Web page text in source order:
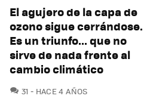
El agujero de la capa de
ozono sigue cerrándose.
Es un triunfo... que no
sirve de nada frente al
cambio climático
31 COMENTARIOS
HACE 4 AÑOS